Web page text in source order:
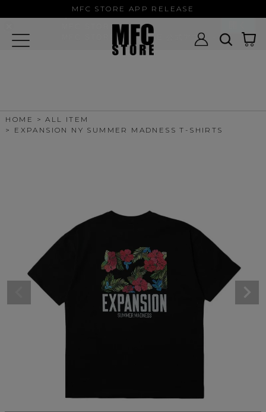
MFC STORE APP RELEASE
HOME
ALL ITEM
EXPANSION NY SUMMER MADNESS T-SHIRTS
MFC STORE
MFC STORE/EXAMPLE 公式アプリ -
Google Play